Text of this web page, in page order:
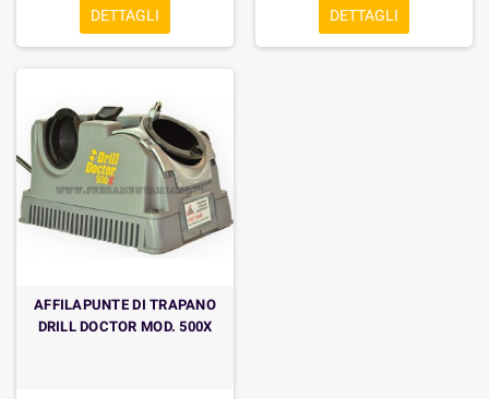
DETTAGLI DETTAGLI
AFFILAPUNTE DI TRAPANO
DRILL DOCTOR MOD. 500X